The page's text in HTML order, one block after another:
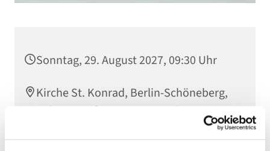
Sonntag, 29. August 2027, 09:30 Uhr
Kirche St. Konrad, Berlin-Schöneberg,
Rubensstraße 78, 12157 Berlin